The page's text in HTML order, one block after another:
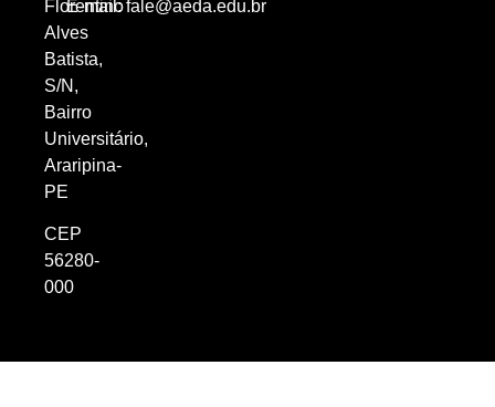
Florentino
Alves
Batista,
S/N,
Bairro
Universitário,
Araripina-
PE
CEP
56280-
000
E-mail:fale@aeda.edu.br